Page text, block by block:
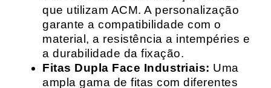
que utilizam ACM. A personalização
garante a compatibilidade com o
material, a resistência a intempéries e
a durabilidade da fixação.
Fitas Dupla Face Industriais: Uma
ampla gama de fitas com diferentes